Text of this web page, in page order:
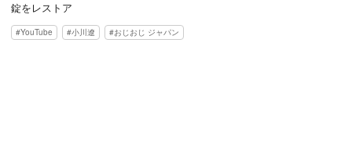
錠をレストア
YouTube 小川遼 おじおじ ジャパン